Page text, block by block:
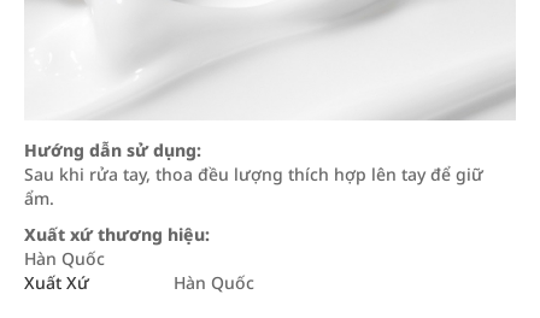
Hướng dẫn sử dụng:
Sau khi rửa tay, thoa đều lượng thích hợp lên tay để giữ
ẩm.
Xuất xứ thương hiệu:
Hàn Quốc
Xuất Xứ
Hàn Quốc